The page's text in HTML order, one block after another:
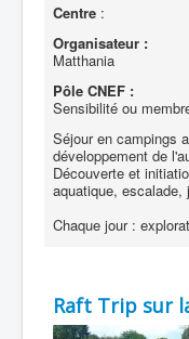
Centre :
Organisateur :
Matthania
Pôle CNEF :
Sensibilité ou
Séjour en campings
développement de
Découverte et
aquatique,
Chaque jour :
Raft Trip sur